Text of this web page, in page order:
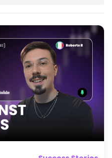
المدونة
الكتب الالكترونية
ندوات عبر الإنترنت
المدونة الصوتية-بودكاست
قاموس المصطلحات
أدوات التداول
ساعات العطلات في السوق
من نحن
مركز المساعدة
صفحة الشراكه
تسجيل الدخول إنشاء حساب